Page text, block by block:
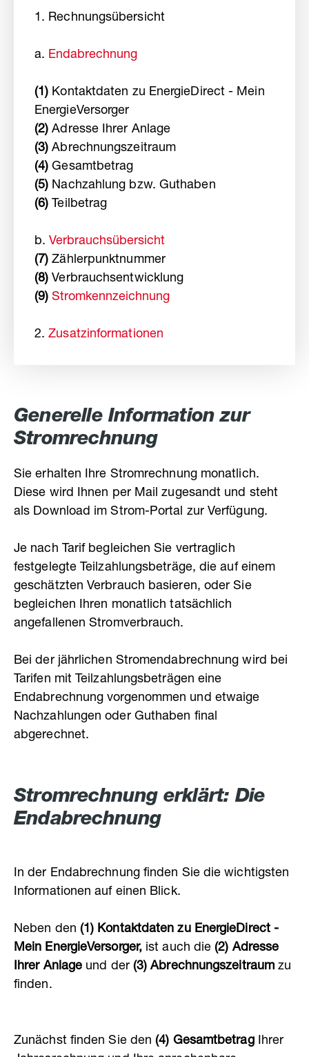
1. Rechnungsübersicht
a. Endabrechnung
(1) Kontaktdaten zu EnergieDirect - Mein
EnergieVersorger
(2) Adresse Ihrer Anlage
(3) Abrechnungszeitraum
(4) Gesamtbetrag
(5) Nachzahlung bzw. Guthaben
(6) Teilbetrag
b. Verbrauchsübersicht
(7) Zählerpunktnummer
(8) Verbrauchsentwicklung
(9) Stromkennzeichnung
2. Zusatzinformationen
Generelle Information zur
Stromrechnung
Sie erhalten Ihre Stromrechnung monatlich.
Diese wird Ihnen per Mail zugesandt und steht
als Download im Strom-Portal zur Verfügung.
Je nach Tarif begleichen Sie vertraglich
festgelegte Teilzahlungsbeträge, die auf einem
geschätzten Verbrauch basieren, oder Sie
begleichen Ihren monatlich tatsächlich
angefallenen Stromverbrauch.
Bei der jährlichen Stromendabrechnung wird bei
Tarifen mit Teilzahlungsbeträgen eine
Endabrechnung vorgenommen und etwaige
Nachzahlungen oder Guthaben final
abgerechnet.
Stromrechnung erklärt: Die
Endabrechnung
In der Endabrechnung finden Sie die wichtigsten
Informationen auf einen Blick.
Neben den (1) Kontaktdaten zu EnergieDirect -
Mein EnergieVersorger,ist auch die(2) Adresse
Ihrer Anlage und der (3) Abrechnungszeitraumzu
finden.
Zunächst finden Sie den(4) GesamtbetragIhrer